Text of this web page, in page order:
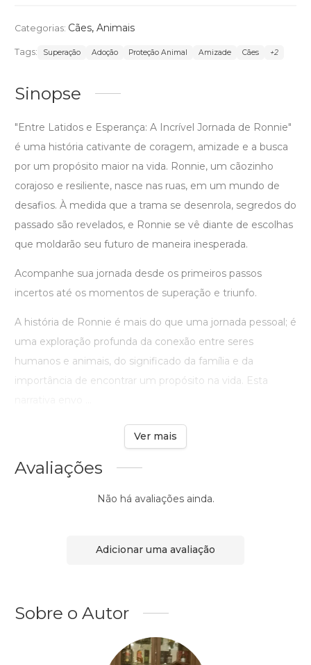
Categorias: Cães, Animais
Tags: Superação Adoção Proteção Animal Amizade Cães +2
Sinopse
"Entre Latidos e Esperança: A Incrível Jornada de Ronnie"
é uma história cativante de coragem, amizade e a busca
por um propósito maior na vida. Ronnie, um cãozinho
corajoso e resiliente, nasce nas ruas, em um mundo de
desafios. À medida que a trama se desenrola, segredos do
passado são revelados, e Ronnie se vê diante de escolhas
que moldarão seu futuro de maneira inesperada.
Acompanhe sua jornada desde os primeiros passos
incertos até os momentos de superação e triunfo.
A história de Ronnie é mais do que uma jornada pessoal; é
uma exploração profunda da conexão entre seres
humanos e animais, do significado da família e da
importância de encontrar um propósito na vida. Esta
Ver mais
Avaliações
Não há avaliações ainda.
Adicionar uma avaliação
Sobre o Autor